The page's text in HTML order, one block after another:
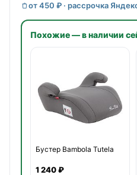
от 450 ₽ · рассрочка
Похожие — в наличии
Бустер Bambola Tutela
1 240 ₽